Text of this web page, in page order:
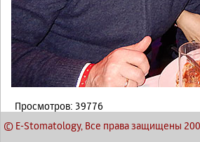
Просмотров: 39776
© E-Stomatology, Все права защищены